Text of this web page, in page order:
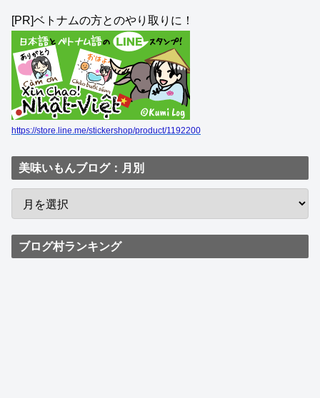
[PR]ベトナムの方とのやり取りに！
https://store.line.me/stickershop/product/1192200
美味いもんブログ：月別
ブログ村ランキング